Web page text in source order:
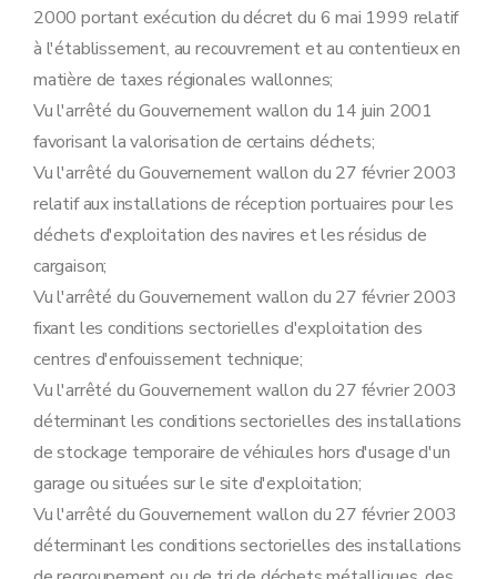
Art. 93
Chapitre XLIII
Modifications de l'arrêté du Gouvernement wallon du 24 avril 2014 déterminant les conditions sectorielles relatives aux installations de biométhanisation visées par la rubrique 90.23.15 et modifiant l'arrêté du Gouvernement wallon du 4 juillet 2002 relatif à la procédure et à diverses mesures d'exécution du décret du 11 mars 1999 relatif au permis d'environnement
Art. 95
Art. 96
Chapitre XLIV Disposition finale
Art. 98
2000 portant exécution du décret du 6 mai 1999 relatif
à l'établissement, au recouvrement et au contentieux en
matière de taxes régionales wallonnes;
Vu l'arrêté du Gouvernement wallon du 14 juin 2001
favorisant la valorisation de certains déchets;
Vu l'arrêté du Gouvernement wallon du 27 février 2003
relatif aux installations de réception portuaires pour les
déchets d'exploitation des navires et les résidus de
cargaison;
Vu l'arrêté du Gouvernement wallon du 27 février 2003
fixant les conditions sectorielles d'exploitation des
centres d'enfouissement technique;
Vu l'arrêté du Gouvernement wallon du 27 février 2003
déterminant les conditions sectorielles des installations
de stockage temporaire de véhicules hors d'usage d'un
garage ou situées sur le site d'exploitation;
Vu l'arrêté du Gouvernement wallon du 27 février 2003
déterminant les conditions sectorielles des installations